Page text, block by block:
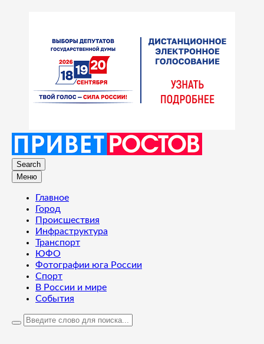
Search
Меню
Главное
Город
Происшествия
Инфраструктура
Транспорт
ЮФО
Фотографии юга России
Спорт
В России и мире
События